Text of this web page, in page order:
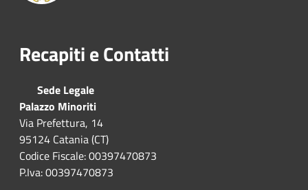
Recapiti e Contatti
Sede Legale
Palazzo Minoriti
Via Prefettura, 14
95124 Catania (CT)
Codice Fiscale: 00397470873
P.Iva: 00397470873